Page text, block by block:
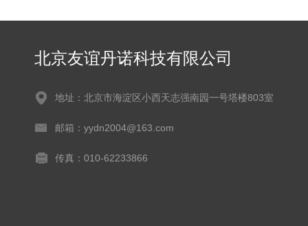
北京友谊丹诺科技有限公司
地址：北京市海淀区小西天志强南园一号塔楼803室
邮箱：yydn2004@163.com
传真：010-62233866